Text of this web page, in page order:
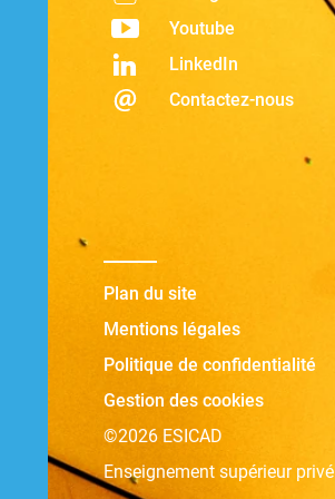
Youtube
LinkedIn
Contactez-nous
Plan du site
Mentions légales
Politique de confidentialité
Gestion des cookies
©2026 ESICAD
Enseignement supérieur privé